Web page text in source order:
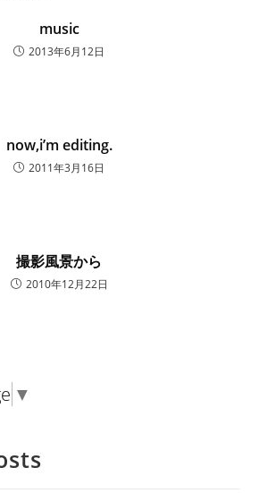
music
2013年6月12日
now,i’m editing.
2011年3月16日
撮影風景から
2010年12月22日
▼